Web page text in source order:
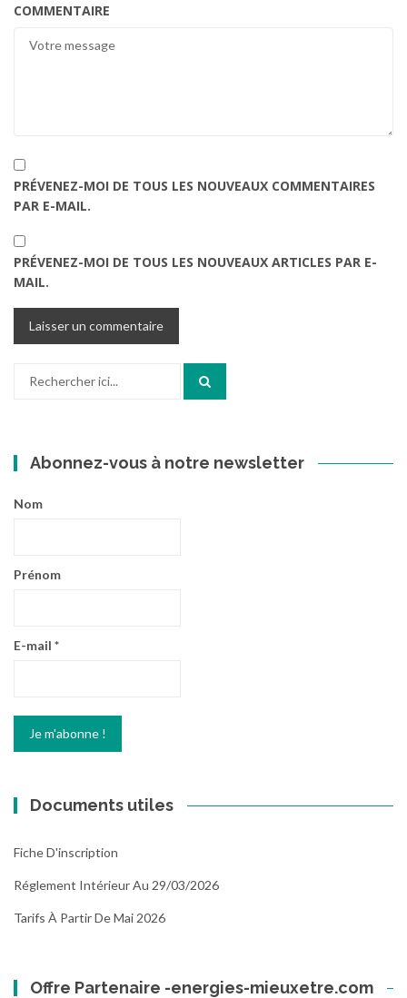
COMMENTAIRE
PRÉVENEZ-MOI DE TOUS LES NOUVEAUX COMMENTAIRES
PAR E-MAIL.
PRÉVENEZ-MOI DE TOUS LES NOUVEAUX ARTICLES PAR E-
MAIL.
Abonnez-vous à notre newsletter
Nom
Prénom
E-mail *
Documents utiles
Fiche D'inscription
Réglement Intérieur Au 29/03/2026
Tarifs À Partir De Mai 2026
Offre Partenaire -energies-mieuxetre.com